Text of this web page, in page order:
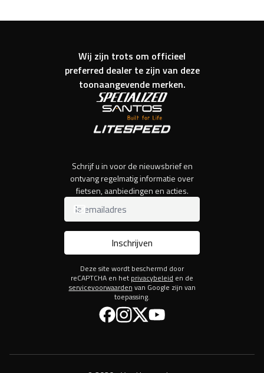
Wij zijn trots om officieel
preferred dealer te zijn van deze
toonaangevende merken.
Schrijf u in voor de nieuwsbrief en
ontvang regelmatig informatie over
fietsen, aanbiedingen en acties.
Inschrijven
Deze site wordt beschermd door
reCAPTCHA en het privacybeleid en de
servicevoorwaarden van Google zijn van
toepassing.
FacebookInstagram
TwitterYouTube